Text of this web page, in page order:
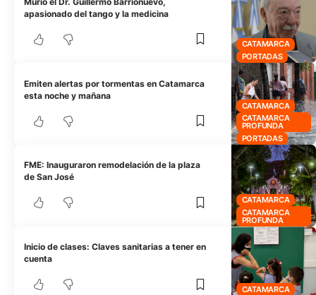
CATAMARCA
PORTADAS
apasionado del tango y la medicina
CATAMARCA
CATAMARCA
PROFUNDA
PORTADAS
Emiten alertas por tormentas en Catamarca
esta noche y mañana
CATAMARCA
CATAMARCA
PROFUNDA
FME: Inauguraron remodelación de la plaza
de San José
CATAMARCA
Inicio de clases: Claves sanitarias a tener en
cuenta